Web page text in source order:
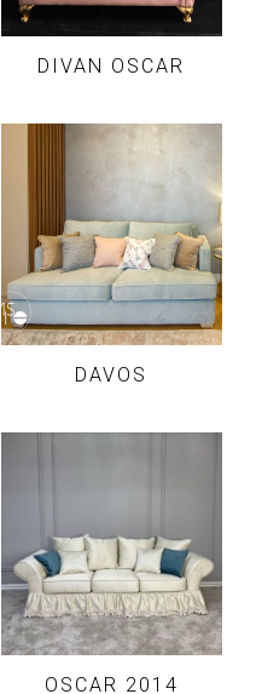
DIVAN OSCAR
DAVOS
OSCAR 2014